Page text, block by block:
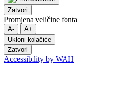
Zatvori
Promjena veličine fonta
A-
A+
Ukloni kolačiće
Zatvori
Accessibility by WAH